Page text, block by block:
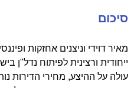
סיכום
ייחודית ורצינית לפיתוח נדל"ן
עולה על ההיצע, מחירי הדירות